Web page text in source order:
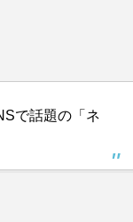
で話題の「ネ